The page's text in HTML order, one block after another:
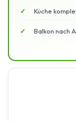
Küche
Balkon nach